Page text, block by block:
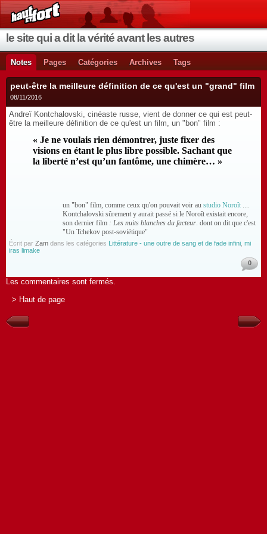
le site qui a dit la vérité avant les autres
Notes Pages Catégories Archives Tags
peut-être la meilleure définition de ce qu'est un "grand" film
08/11/2016
Andreï Kontchalovski, cinéaste russe, vient de donner ce qui est peut-
être la meilleure définition de ce qu'est un film, un "bon" film :
« Je ne voulais rien démontrer, juste fixer des
visions en étant le plus libre possible. Sachant que
la liberté n’est qu’un fantôme, une chimère… »
un "bon" film, comme ceux qu'on pouvait voir au studio Noroît ....
Kontchalovski sûrement y aurait passé si le Noroît existait encore,
son dernier film : Les nuits blanches du facteur. dont on dit que c'est
"Un Tchekov post-soviétique"
Écrit par Zam dans les catégories Littérature - une outre de sang et de fade infini mi
iras limake
0
Les commentaires sont fermés.
> Haut de page